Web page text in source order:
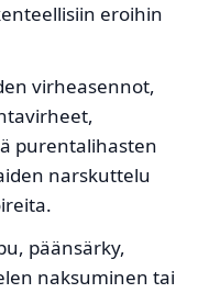
eroihin
virheasennot,
purentalihasten
narskuttelu
päänsärky,
naksuminen tai